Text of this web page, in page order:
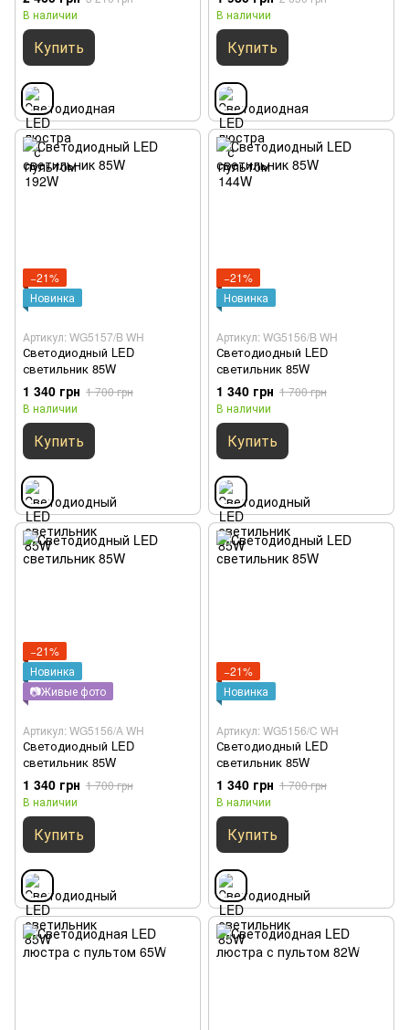
В наличии
Купить
В наличии
Купить
−21%
Новинка
Артикул: WG5157/B WH
Светодиодный LED
светильник 85W
1 340 грн 1 700 грн
В наличии
Купить
−21%
Новинка
Артикул: WG5156/B WH
Светодиодный LED
светильник 85W
1 340 грн 1 700 грн
В наличии
Купить
−21%
Новинка
📷Живые фото
Артикул: WG5156/A WH
Светодиодный LED
светильник 85W
1 340 грн 1 700 грн
В наличии
Купить
−21%
Новинка
Артикул: WG5156/C WH
Светодиодный LED
светильник 85W
1 340 грн 1 700 грн
В наличии
Купить